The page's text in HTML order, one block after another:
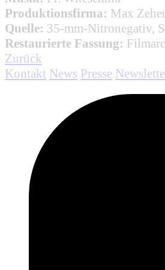
Produktionsfirma: Max
Quelle: 35-mm-Nitronegativ,
Restaurierte Fassung:
Zurück
Kontakt News Presse